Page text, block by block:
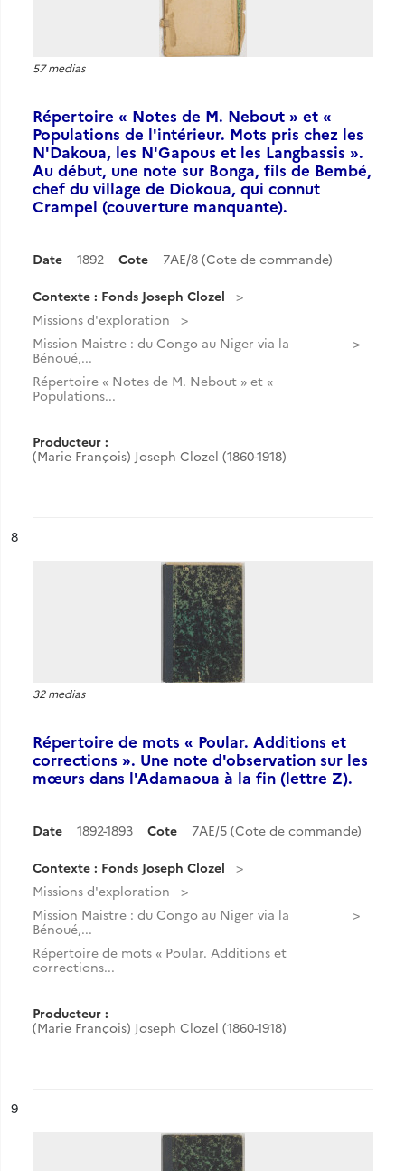
57 medias
Répertoire « Notes de M. Nebout » et «
Populations de l'intérieur. Mots pris chez les
N'Dakoua, les N'Gapous et les Langbassis ».
Au début, une note sur Bonga, fils de Bembé,
chef du village de Diokoua, qui connut
Crampel (couverture manquante).
Date 1892 Cote 7AE/8 (Cote de commande)
Contexte : Fonds Joseph Clozel
Missions d'exploration
Mission Maistre : du Congo au Niger via la
Bénoué,...
Répertoire « Notes de M. Nebout » et «
Populations...
Producteur :
(Marie François) Joseph Clozel (1860-1918)
n°
8
32 medias
Répertoire de mots « Poular. Additions et
corrections ». Une note d'observation sur les
mœurs dans l'Adamaoua à la fin (lettre Z).
Date 1892-1893 Cote 7AE/5 (Cote de commande)
Contexte : Fonds Joseph Clozel
Missions d'exploration
Mission Maistre : du Congo au Niger via la
Bénoué,...
Répertoire de mots « Poular. Additions et
corrections...
Producteur :
(Marie François) Joseph Clozel (1860-1918)
n°
9